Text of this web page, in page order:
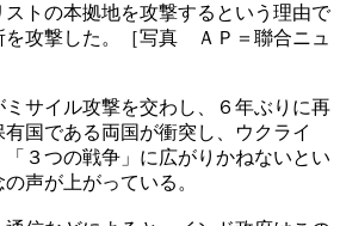
ストの本拠地を攻撃するという理由で
を攻撃した。［写真 ＡＰ＝聯合ニュ
サイル攻撃を交わし、６年ぶりに再
国である両国が衝突し、ウクライ
３つの戦争」に広がりかねないとい
声が上がっている。